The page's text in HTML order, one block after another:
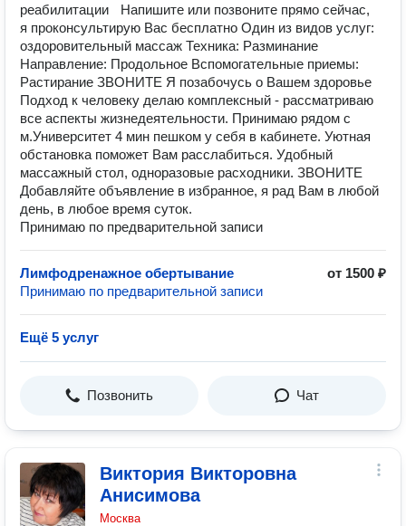
реабилитации Напишите или позвоните прямо сейчас,
я проконсультирую Вас бесплатно Один из видов услуг:
оздоровительный массаж Техника: Разминание
Направление: Продольное Вспомогательные приемы:
Растирание ЗВОНИТЕ Я позабочусь о Вашем здоровье
Подход к человеку делаю комплексный - рассматриваю
все аспекты жизнедеятельности. Принимаю рядом с
м.Университет 4 мин пешком у себя в кабинете. Уютная
обстановка поможет Вам расслабиться. Удобный
массажный стол, одноразовые расходники. ЗВОНИТЕ
Добавляйте объявление в избранное, я рад Вам в любой
день, в любое время суток.
Принимаю по предварительной записи
Лимфодренажное обертывание
от 1500 ₽
Принимаю по предварительной записи
Ещё 5 услуг
Позвонить Чат
Виктория Викторовна
Анисимова
Москва